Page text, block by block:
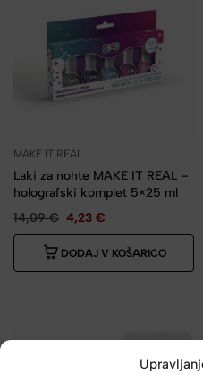
MAKE IT REAL
Laki za nohte MAKE IT REAL –
holografski komplet 5×25 ml
14,09€ 4,23 €
DODAJ V KOŠARICO